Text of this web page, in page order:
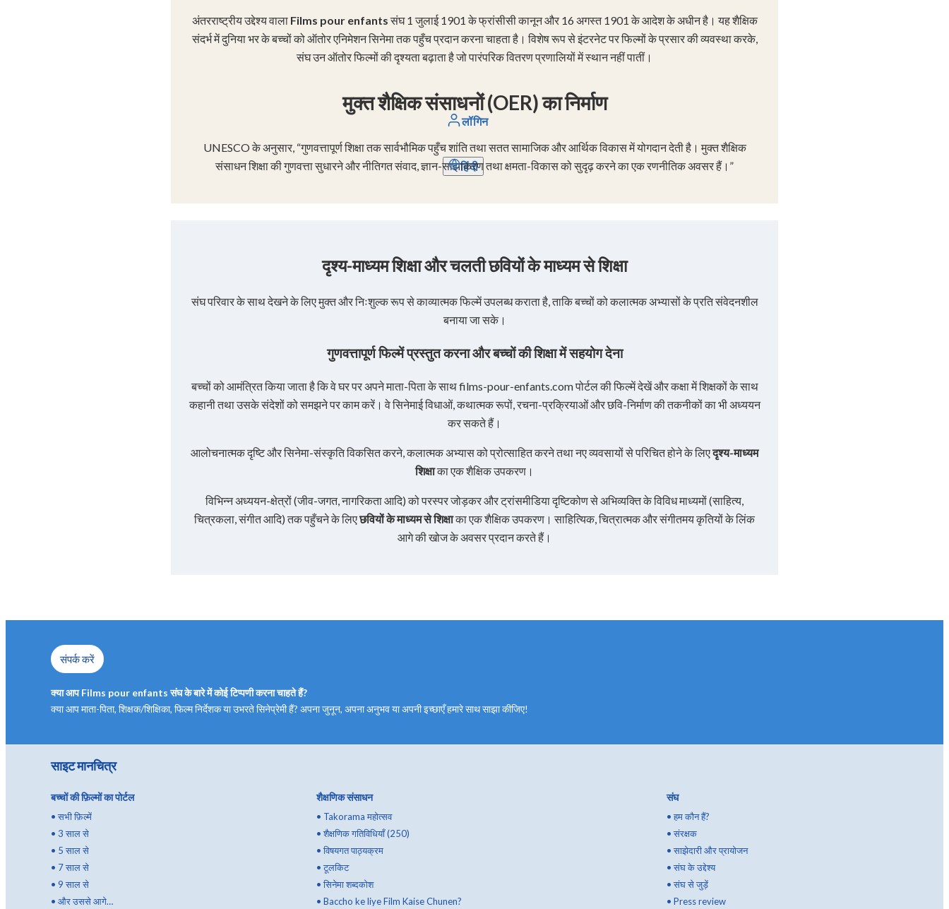
लॉगिन
हिंदी
अंतरराष्ट्रीय उद्देश्य वाला Films pour enfantsसंघ 1 जुलाई 1901 के फ्रांसीसी कानून और 16 अगस्त 1901 के आदेश के अधीन है। यह शैक्षिक
संदर्भ में दुनिया भर के बच्चों को ऑतोर एनिमेशन सिनेमा तक पहुँच प्रदान करना चाहता है। विशेष रूप से इंटरनेट पर फिल्मों के प्रसार की व्यवस्था करके,
संघ उन ऑतोर फिल्मों की दृश्यता बढ़ाता है जो पारंपरिक वितरण प्रणालियों में स्थान नहीं पातीं।
मुक्त शैक्षिक संसाधनों (OER) का निर्माण
UNESCO के अनुसार, “गुणवत्तापूर्ण शिक्षा तक सार्वभौमिक पहुँच शांति तथा सतत सामाजिक और आर्थिक विकास में योगदान देती है। मुक्त शैक्षिक
संसाधन शिक्षा की गुणवत्ता सुधारने और नीतिगत संवाद, ज्ञान-साझाकरण तथा क्षमता-विकास को सुदृढ़ करने का एक रणनीतिक अवसर हैं।”
दृश्य-माध्यम शिक्षा और चलती छवियों के माध्यम से शिक्षा
संघ परिवार के साथ देखने के लिए मुक्त और निःशुल्क रूप से काव्यात्मक फिल्में उपलब्ध कराता है, ताकि बच्चों को कलात्मक अभ्यासों के प्रति संवेदनशील
बनाया जा सके।
गुणवत्तापूर्ण फिल्में प्रस्तुत करना और बच्चों की शिक्षा में सहयोग देना
बच्चों को आमंत्रित किया जाता है कि वे घर पर अपने माता-पिता के साथ films-pour-enfants.com पोर्टल की फिल्में देखें और कक्षा में शिक्षकों के साथ
कहानी तथा उसके संदेशों को समझने पर काम करें। वे सिनेमाई विधाओं, कथात्मक रूपों, रचना-प्रक्रियाओं और छवि-निर्माण की तकनीकों का भी अध्ययन
कर सकते हैं।
आलोचनात्मक दृष्टि और सिनेमा-संस्कृति विकसित करने, कलात्मक अभ्यास को प्रोत्साहित करने तथा नए व्यवसायों से परिचित होने के लिएदृश्य-माध्यम
शिक्षाका एक शैक्षिक उपकरण।
विभिन्न अध्ययन-क्षेत्रों (जीव-जगत, नागरिकता आदि) को परस्पर जोड़कर और ट्रांसमीडिया दृष्टिकोण से अभिव्यक्ति के विविध माध्यमों (साहित्य,
चित्रकला, संगीत आदि) तक पहुँचने के लिएछवियों के माध्यम से शिक्षाका एक शैक्षिक उपकरण। साहित्यिक, चित्रात्मक और संगीतमय कृतियों के लिंक
आगे की खोज के अवसर प्रदान करते हैं।
संपर्क करें
क्या आप Films pour enfants संघ के बारे में कोई टिप्पणी करना चाहते हैं?
क्या आप माता-पिता, शिक्षक/शिक्षिका, फिल्म निर्देशक या उभरते सिनेप्रेमी हैं? अपना जुनून, अपना अनुभव या अपनी इच्छाएँ हमारे साथ साझा कीजिए!
साइट मानचित्र
बच्चों की फ़िल्मों का पोर्टल
• सभी फ़िल्में
• 3 साल से
• 5 साल से
• 7 साल से
• 9 साल से
• और उससे आगे…
शैक्षणिक संसाधन
• Takorama महोत्सव
• शैक्षणिक गतिविधियाँ (250)
• विषयगत पाठ्यक्रम
• टूलकिट
• सिनेमा शब्दकोश
• Baccho ke liye Film Kaise Chunen?
संघ
• हम कौन हैं?
• संरक्षक
• साझेदारी और प्रायोजन
• संघ के उद्देश्य
• संघ से जुड़ें
• Press review